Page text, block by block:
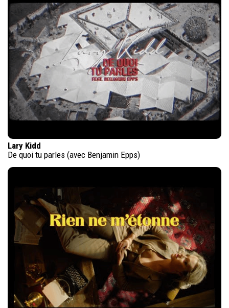
Lary Kidd
De quoi tu parles (avec Benjamin Epps)